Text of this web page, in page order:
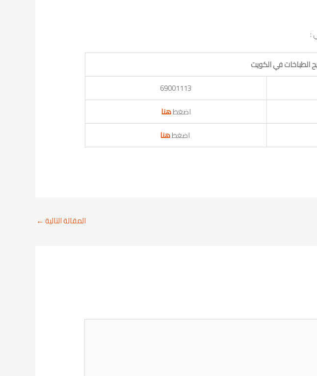
:
الطباخات في الكويت
69001113
اضغطهنا
اضغطهنا
المقالة التالية ←